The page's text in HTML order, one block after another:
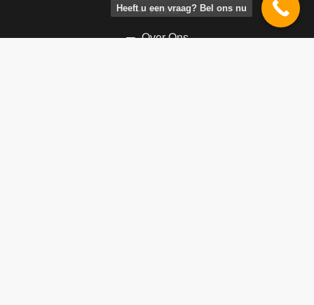
Home
Over Ons
Heeft u een vraag? Bel ons nu